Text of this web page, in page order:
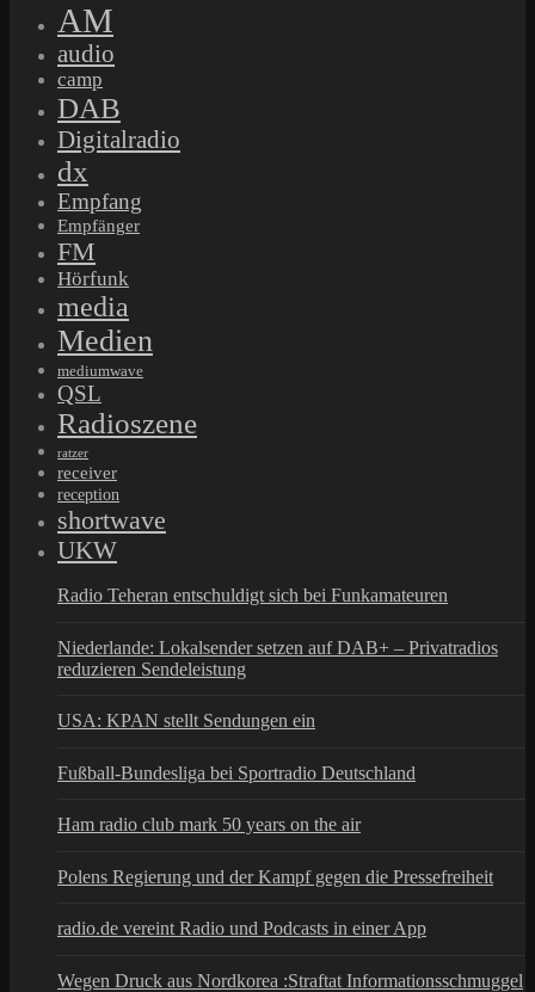
AM
audio
camp
DAB
Digitalradio
dx
Empfang
Empfänger
FM
Hörfunk
media
Medien
mediumwave
QSL
Radioszene
ratzer
receiver
reception
shortwave
UKW
Radio Teheran entschuldigt sich bei Funkamateuren
Niederlande: Lokalsender setzen auf DAB+ – Privatradios
reduzieren Sendeleistung
USA: KPAN stellt Sendungen ein
Fußball-Bundesliga bei Sportradio Deutschland
Ham radio club mark 50 years on the air
Polens Regierung und der Kampf gegen die Pressefreiheit
radio.de vereint Radio und Podcasts in einer App
Wegen Druck aus Nordkorea :Straftat Informationsschmuggel